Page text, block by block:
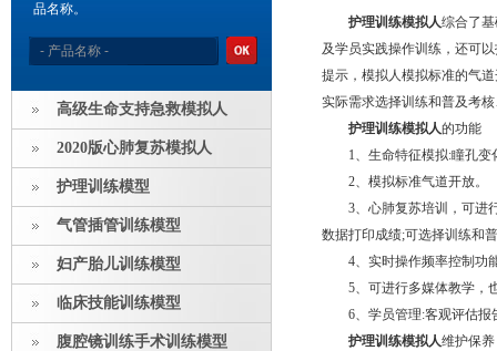
品名称。
高级生命支持急救模拟人
2020版心肺复苏模拟人
护理训练模型
气管插管训练模型
妇产胎儿训练模型
临床技能训练模型
腹腔镜训练手术训练模型
护理训练模拟人综合了
及学员实践操作训练，还可
提示，模拟人模拟标准的气
实际需求选择训练和普及考
护理训练模拟人的功能
1、生命特征模拟:瞳孔变
2、模拟标准气道开放。
3、心肺复苏培训，可进行
数据打印成绩;可选择训练和
4、实时操作频率控制功
5、可进行多媒体教学，
6、学员管理:客观评估报
护理训练模拟人维护保养